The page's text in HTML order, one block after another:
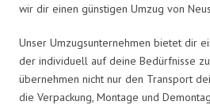
wir dir einen günstigen Umzug von
Unser Umzugsunternehmen bietet dir
der individuell auf deine Bedürfnisse
übernehmen nicht nur den Transport
die Verpackung, Montage und